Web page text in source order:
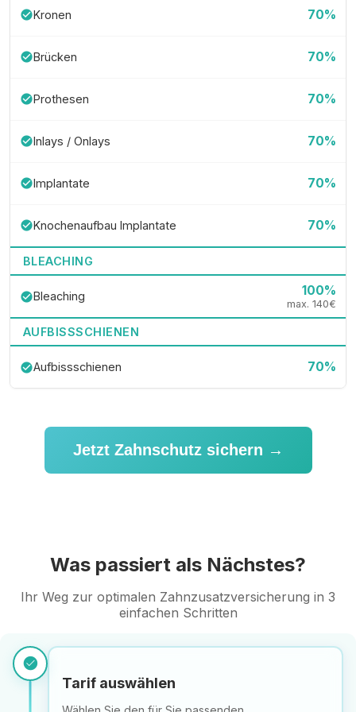
check_circleKronen 70%
check_circleBrücken 70%
check_circleProthesen 70%
check_circleInlays / Onlays 70%
check_circleImplantate 70%
check_circleKnochenaufbau Implantate 70%
BLEACHING
check_circleBleaching 100%
max. 140€
AUFBISSSCHIENEN
check_circleAufbissschienen 70%
Jetzt Zahnschutz sichern →
Was passiert als Nächstes?
Ihr Weg zur optimalen Zahnzusatzversicherung in 3
einfachen Schritten
check_circle
Tarif auswählen